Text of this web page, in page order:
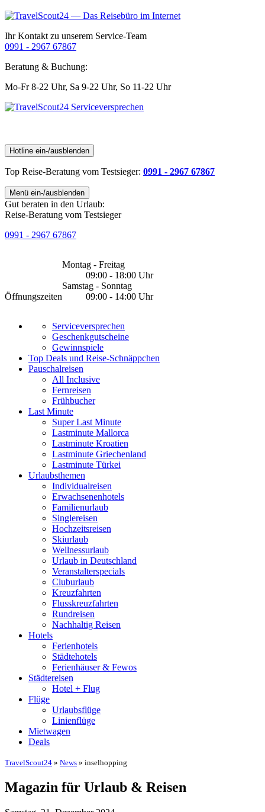
Ihr Kontakt zu unserem Service-Team
0991 - 2967 67867
Beratung & Buchung:
Mo-Fr 8-22 Uhr, Sa 9-22 Uhr, So 11-22 Uhr
Hotline ein-/ausblenden
Top Reise-Beratung vom Testsieger: 0991 - 2967 67867
Menü ein-/ausblenden
Gut beraten in den Urlaub:
Reise-Beratung vom Testsieger
0991 - 2967 67867
Öffnungszeiten
Montag - Freitag
09:00 - 18:00 Uhr
Samstag - Sonntag
09:00 - 14:00 Uhr
Serviceversprechen
Geschenkgutscheine
Gewinnspiele
Top Deals und Reise-Schnäppchen
Pauschalreisen
All Inclusive
Fernreisen
Frühbucher
Last Minute
Super Last Minute
Lastminute Mallorca
Lastminute Kroatien
Lastminute Griechenland
Lastminute Türkei
Urlaubsthemen
Individualreisen
Erwachsenenhotels
Familienurlaub
Singlereisen
Hochzeitsreisen
Skiurlaub
Wellnessurlaub
Urlaub in Deutschland
Veranstalterspecials
Cluburlaub
Kreuzfahrten
Flusskreuzfahrten
Rundreisen
Nachhaltig Reisen
Hotels
Ferienhotels
Städtehotels
Ferienhäuser & Fewos
Städtereisen
Hotel + Flug
Flüge
Urlaubsflüge
Linienflüge
Mietwagen
Deals
TravelScout24 » News » inselhopping
Magazin für Urlaub & Reisen